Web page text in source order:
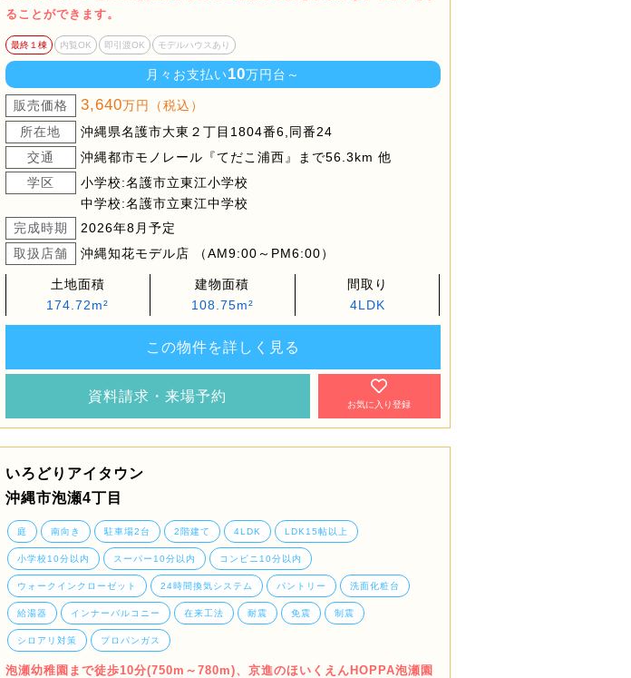
ることができます。
最終１棟 内覧OK 即引渡OK モデルハウスあり
月々お支払い10万円台～
販売価格 3,640万円（税込）
所在地
沖縄県名護市大東２丁目1804番6,同番24
交通
沖縄都市モノレール『てだこ浦西』まで56.3km 他
学区
小学校:名護市立東江小学校
中学校:名護市立東江中学校
完成時期
2026年8月予定
取扱店舗
沖縄知花モデル店 （AM9:00～PM6:00）
土地面積
174.72m²
建物面積
108.75m²
間取り
4LDK
この物件を詳しく見る
資料請求・来場予約
お気に入り登録
いろどりアイタウン
沖縄市泡瀬4丁目
庭 南向き 駐車場2台 2階建て 4LDK LDK15帖以上
小学校10分以内 スーパー10分以内 コンビニ10分以内
ウォークインクローゼット 24時間換気システム パントリー 洗面化粧台
給湯器 インナーバルコニー 在来工法 耐震 免震 制震
シロアリ対策 プロパンガス
泡瀬幼稚園まで徒歩10分(750m～780m)、京進のほいくえんHOPPA泡瀬園